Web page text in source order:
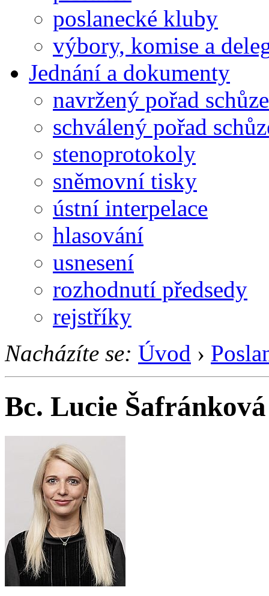
poslanecké kluby
výbory, komise a
Jednání a dokumenty
navržený pořad schůze
schválený pořad
stenoprotokoly
sněmovní tisky
ústní interpelace
hlasování
usnesení
rozhodnutí předsedy
rejstříky
Nacházíte se: Úvod ›
Bc. Lucie Šafránková